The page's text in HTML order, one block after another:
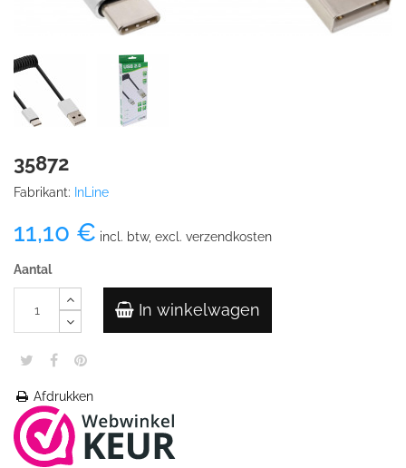
35872
Fabrikant: InLine
11,10 € incl. btw, excl. verzendkosten
Aantal
In winkelwagen
Afdrukken